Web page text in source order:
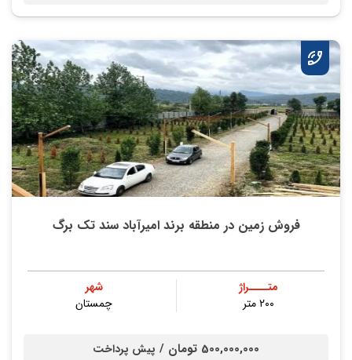
فروش زمین در منطقه برند امیرآباد سند تک برگ
متــــراژ
۲۰۰ متر
شهر
چمستان
500,000,000 تومان / پیش پرداخت